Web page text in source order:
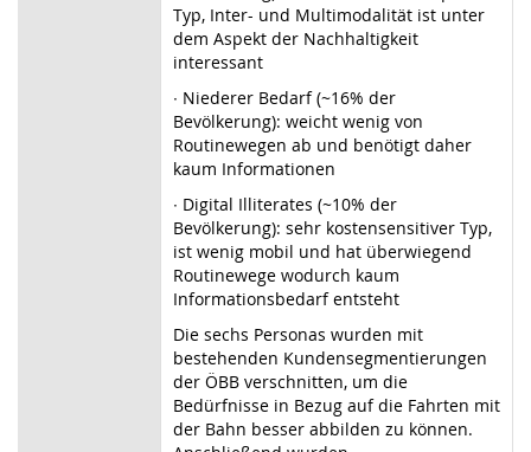
Typ, Inter- und Multimodalität ist unter
dem Aspekt der Nachhaltigkeit
interessant
∙ Niederer Bedarf (~16% der
Bevölkerung): weicht wenig von
Routinewegen ab und benötigt daher
kaum Informationen
∙ Digital Illiterates (~10% der
Bevölkerung): sehr kostensensitiver Typ,
ist wenig mobil und hat überwiegend
Routinewege wodurch kaum
Informationsbedarf entsteht
Die sechs Personas wurden mit
bestehenden Kundensegmentierungen
der ÖBB verschnitten, um die
Bedürfnisse in Bezug auf die Fahrten mit
der Bahn besser abbilden zu können.